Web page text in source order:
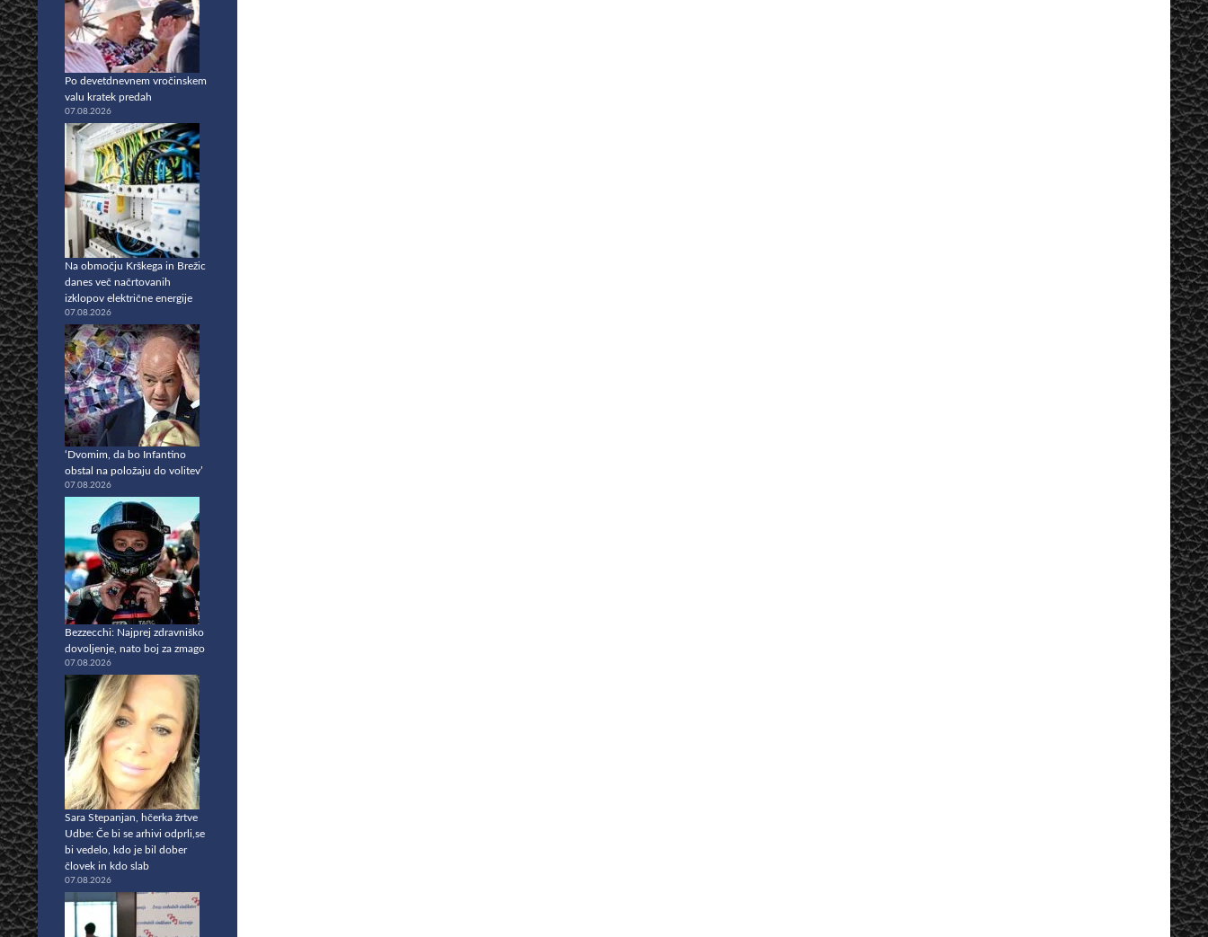
Po devetdnevnem vročinskem
valu kratek predah
07.08.2026
Na območju Krškega in Brežic
danes več načrtovanih
izklopov električne energije
07.08.2026
‘Dvomim, da bo Infantino
obstal na položaju do volitev’
07.08.2026
Bezzecchi: Najprej zdravniško
dovoljenje, nato boj za zmago
07.08.2026
Sara Stepanjan, hčerka žrtve
Udbe: Če bi se arhivi odprli,se
bi vedelo, kdo je bil dober
človek in kdo slab
07.08.2026